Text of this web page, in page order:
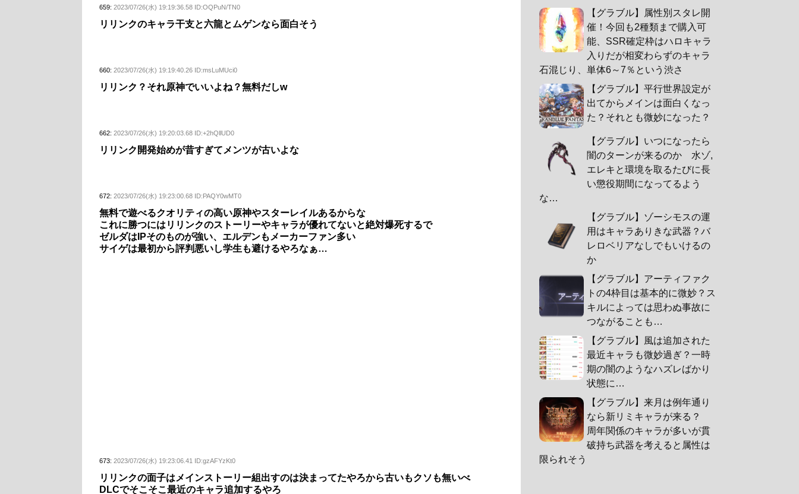
659: 2023/07/26(水) 19:19:36.58 ID:OQPuN/TN0
リリンクのキャラ干支と六龍とムゲンなら面白そう
660: 2023/07/26(水) 19:19:40.26 ID:msLuMUci0
リリンク？それ原神でいいよね？無料だしw
662: 2023/07/26(水) 19:20:03.68 ID:+2hQllUD0
リリンク開発始めが昔すぎてメンツが古いよな
672: 2023/07/26(水) 19:23:00.68 ID:PAQY0wMT0
無料で遊べるクオリティの高い原神やスターレイルあるからな
これに勝つにはリリンクのストーリーやキャラが優れてないと絶対爆死するで
ゼルダはIPそのものが強い、エルデンもメーカーファン多い
サイゲは最初から評判悪いし学生も避けるやろなぁ…
673: 2023/07/26(水) 19:23:06.41 ID:gzAFYzKt0
リリンクの面子はメインストーリー組出すのは決まってたやろから古いもクソも無いべ
DLCでそこそこ最近のキャラ追加するやろ
【グラブル】属性別スタレ開
催！今回も2種類まで購入可
能、SSR確定枠はハロキャラ
入りだが相変わらずのキャラ
石混じり、単体6～7％という渋さ
【グラブル】平行世界設定が
出てからメインは面白くなっ
た？それとも微妙になった？
【グラブル】いつになったら
闇のターンが来るのか 水ゾ,
エレキと環境を取るたびに長
い懲役期間になってるよう
な…
【グラブル】ゾーシモスの運
用はキャラありきな武器？バ
レロベリアなしでもいけるの
か
【グラブル】アーティファク
トの4枠目は基本的に微妙？ス
キルによっては思わぬ事故に
つながることも…
【グラブル】風は追加された
最近キャラも微妙過ぎ？一時
期の闇のようなハズレばかり
状態に…
【グラブル】来月は例年通り
なら新リミキャラが来る？
周年関係のキャラが多いが貫
破持ち武器を考えると属性は
限られそう